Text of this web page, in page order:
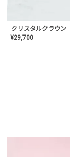
¥29,700